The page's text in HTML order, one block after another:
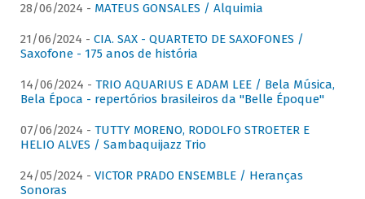
28/06/2024 - MATEUS GONSALES / Alquimia
21/06/2024 - CIA. SAX - QUARTETO DE SAXOFONES /
Saxofone - 175 anos de história
14/06/2024 - TRIO AQUARIUS E ADAM LEE / Bela Música,
Bela Época - repertórios brasileiros da "Belle Époque"
07/06/2024 - TUTTY MORENO, RODOLFO STROETER E
HELIO ALVES / Sambaquijazz Trio
24/05/2024 - VICTOR PRADO ENSEMBLE / Heranças
Sonoras